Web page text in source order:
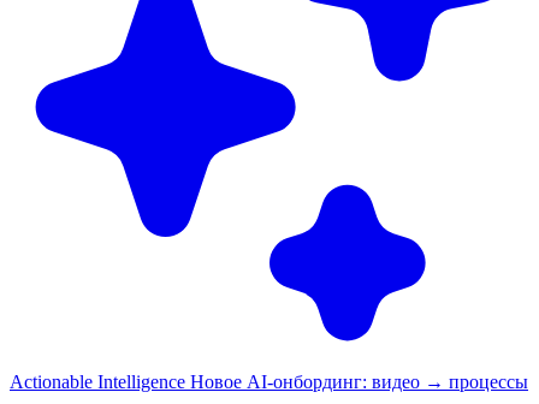
Actionable Intelligence Новое AI-онбординг: видео → процессы